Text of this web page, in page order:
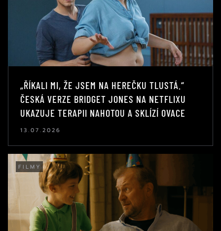
​„ŘÍKALI MI, ŽE JSEM NA HEREČKU TLUSTÁ.“
ČESKÁ VERZE BRIDGET JONES NA NETFLIXU
UKAZUJE TERAPII NAHOTOU A SKLÍZÍ OVACE
13.07.2026
FILMY